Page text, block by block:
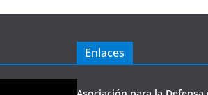
Enlaces